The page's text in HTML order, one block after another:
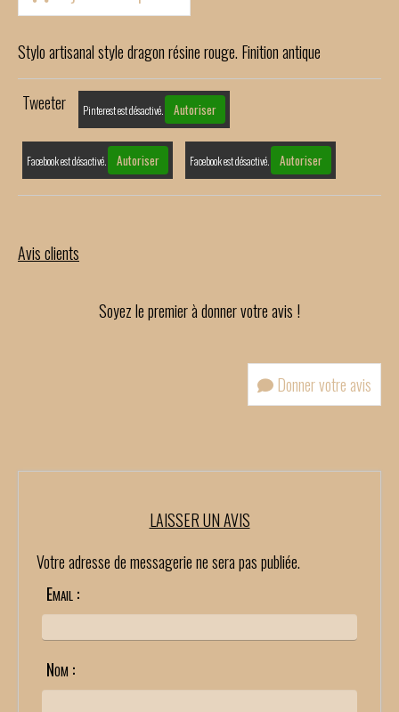
Stylo artisanal style dragon résine rouge. Finition antique
Tweeter Pinterest est désactivé. Autoriser
Facebook est désactivé. Autoriser Facebook est désactivé. Autoriser
Avis clients
Soyez le premier à donner votre avis !
Donner votre avis
LAISSER UN AVIS
Votre adresse de messagerie ne sera pas publiée.
Email :
Nom :